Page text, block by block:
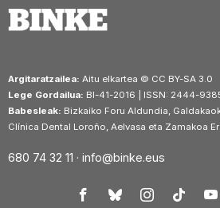
Argitaratzailea: Aitu elkartea © CC BY-SA 3.0
Lege Gordailua: BI-41-2016 | ISSN: 2444-
Babesleak: Bizkaiko Foru Aldundia,
Clínica Dental Loroño, Aelvasa eta Zamakoa
680 74 32 11 · info@binke.eus